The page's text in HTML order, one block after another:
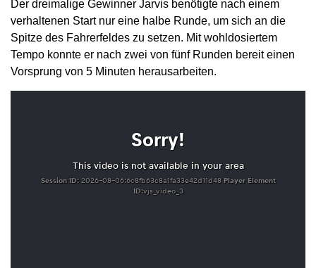
Der dreimalige Gewinner Jarvis benötigte nach einem
verhaltenen Start nur eine halbe Runde, um sich an die
Spitze des Fahrerfeldes zu setzen. Mit wohldosiertem
Tempo konnte er nach zwei von fünf Runden bereit einen
Vorsprung von 5 Minuten herausarbeiten.